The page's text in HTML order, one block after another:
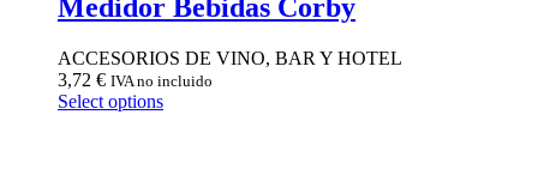
Medidor Bebidas Corby
ACCESORIOS DE VINO, BAR Y HOTEL
3,72 € IVA no incluido
Select options